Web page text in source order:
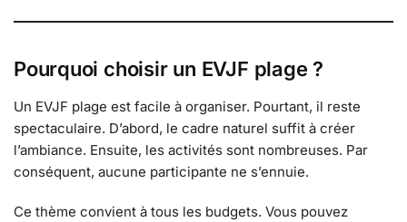
Pourquoi choisir un EVJF plage ?
Un EVJF plage est facile à organiser. Pourtant, il reste
spectaculaire. D’abord, le cadre naturel suffit à créer
l’ambiance. Ensuite, les activités sont nombreuses. Par
conséquent, aucune participante ne s’ennuie.
Ce thème convient à tous les budgets. Vous pouvez